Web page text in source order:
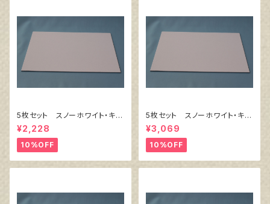
5枚セット スノーホワイト・キャ
ンバスボード F4 サイズ 3
33㎜x242㎜
¥2,228
10%OFF
5枚セット スノーホワイト・キャ
ンバスボード F6 サイズ 41
0㎜x318㎜
¥3,069
10%OFF